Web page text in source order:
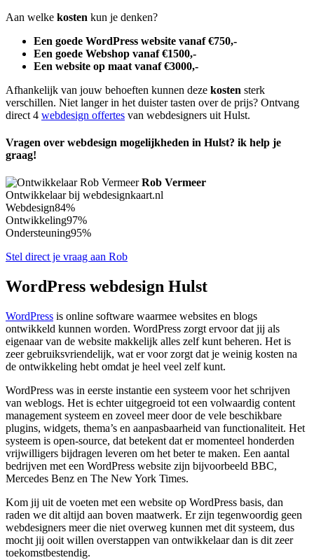
Aan welke kosten kun je denken?
Een goede WordPress website vanaf €750,-
Een goede Webshop vanaf €1500,-
Een website op maat vanaf €3000,-
Afhankelijk van jouw behoeften kunnen deze kosten sterk
verschillen. Niet langer in het duister tasten over de prijs? Ontvang
direct 4 webdesign offertes van webdesigners uit Hulst.
Vragen over webdesign mogelijkheden in Hulst? ik help je
graag!
Rob Vermeer
Ontwikkelaar bij webdesignkaart.nl
Webdesign84%
Ontwikkeling97%
Ondersteuning95%
Stel direct je vraag aan Rob
WordPress webdesign Hulst
WordPress is online software waarmee websites en blogs
ontwikkeld kunnen worden. WordPress zorgt ervoor dat jij als
eigenaar van de website makkelijk alles zelf kunt beheren. Het is
zeer gebruiksvriendelijk, wat er voor zorgt dat je weinig kosten na
de ontwikkeling hebt omdat je heel veel zelf kunt.
WordPress was in eerste instantie een systeem voor het schrijven
van weblogs. Het is echter uitgegroeid tot een volwaardig content
management systeem en zoveel meer door de vele beschikbare
plugins, widgets, thema’s en aanpasbaarheid van functionaliteit. Het
systeem is open-source, dat betekent dat er momenteel honderden
vrijwilligers bijdragen leveren om het beter te maken. Een aantal
bedrijven met een WordPress website zijn bijvoorbeeld BBC,
Mercedes Benz en The New York Times.
Kom jij uit de voeten met een website op WordPress basis, dan
raden we dit altijd aan boven maatwerk. Er zijn tegenwoordig geen
webdesigners meer die niet overweg kunnen met dit systeem, dus
mocht jij ooit willen overstappen van ontwikkelaar dan is dit zeer
toekomstbestendig.